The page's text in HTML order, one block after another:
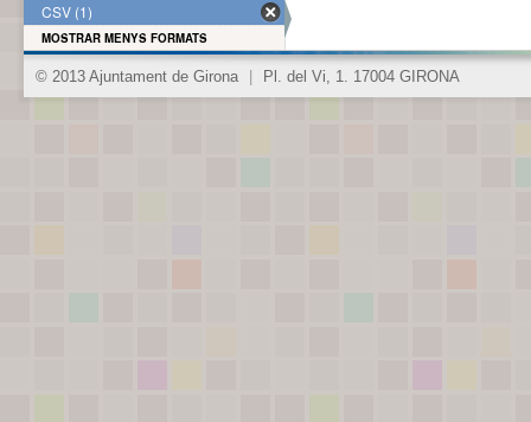
CSV (1)
MOSTRAR MENYS FORMATS
© 2013 Ajuntament de Girona Pl. del Vi, 1. 17004 GIRONA